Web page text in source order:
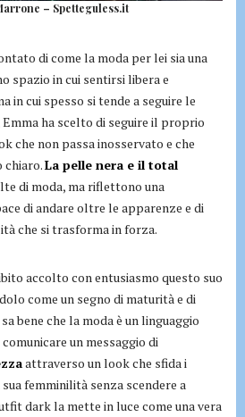
– Spetteguless.it
di come la moda per lei sia una
spazio in cui sentirsi libera e
in cui spesso si tende a seguire le
ha scelto di seguire il proprio
che non passa inosservato e che
chiaro.La pelle nera e il total
di moda, ma riflettono una
di andare oltre le apparenze e di
che si trasforma in forza.
accolto con entusiasmo questo suo
come un segno di maturità e di
bene che la moda è un linguaggio
un messaggio di
attraverso un look che sfida i
femminilità senza scendere a
dark la mette in luce come una vera